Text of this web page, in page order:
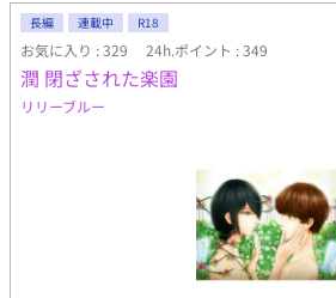
長編 連載中 R18
お気に入り : 329 24h.ポイント : 349
潤 閉ざされた楽園
リリーブルー